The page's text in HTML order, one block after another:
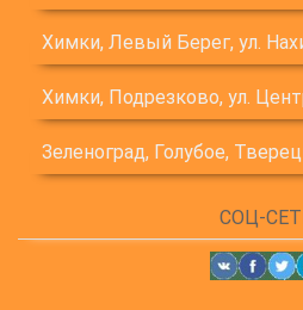
Химки, Левый Берег, ул.
Химки, Подрезково, ул.
Зеленоград, Голубое,
СОЦ-